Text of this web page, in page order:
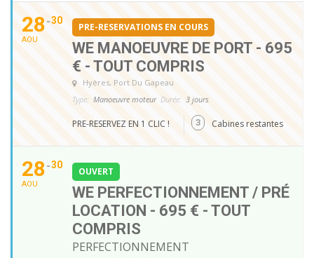
28
AOU
30
PRE-RESERVATIONS EN COURS
WE MANOEUVRE DE PORT - 695
€ - TOUT COMPRIS
Hyères, Port Du Gapeau
Type: Manoeuvre moteur Durée: 3 jours
PRE-RESERVEZ EN 1 CLIC ! 3 Cabines restantes
28
AOU
30
OUVERT
WE PERFECTIONNEMENT / PRÉ
LOCATION - 695 € - TOUT
COMPRIS
PERFECTIONNEMENT